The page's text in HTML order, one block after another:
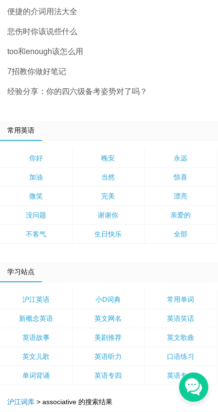
便捷的介词用法大全
悲伤时你该说些什么
too和enough该怎么用
7招教你做好笔记
经验分享：你的四六级备考姿势对了吗？
常用英语
你好 晚安 永远
加油 当然 惊喜
微笑 完美 漂亮
没问题 谢谢你 亲爱的
不客气 生日快乐 全部
学习站点
沪江英语 小D词典 常用单词
新概念英语 英文网名 英语笑话
英语故事 美剧推荐 英文歌曲
英文儿歌 英语听力 口语练习
单词背诵 英语专四 英语专八
沪江词库 > associative 的搜索结果